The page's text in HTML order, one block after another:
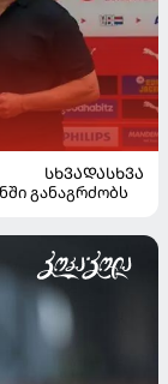
ᲡᲮᲕᲐᲓᲐᲡᲮᲕᲐ
განაგრძობს